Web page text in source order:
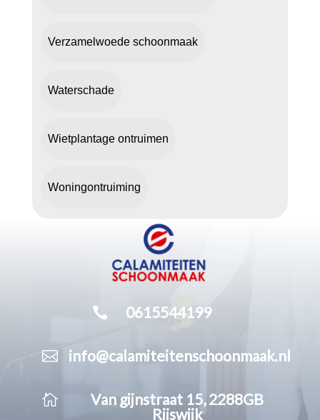
Verzamelwoede schoonmaak
Waterschade
Wietplantage ontruimen
Woningontruiming
 0615544199
 info@calamiteitenschoonmaak.nl

Van gijnstraat 15, 2288GB
Rijswijk